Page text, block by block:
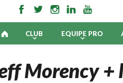
CLUB EQUIPE PRO
Morency +